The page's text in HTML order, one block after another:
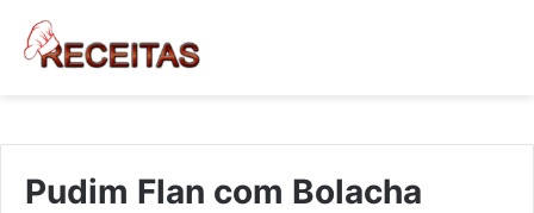
Pudim Flan com Bolacha